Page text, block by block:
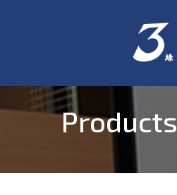
Products